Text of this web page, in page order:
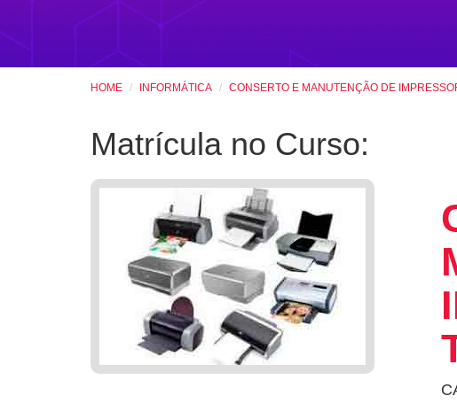
HOME INFORMÁTICA CONSERTO E MANUTENÇÃO DE
Matrícula no Curso: